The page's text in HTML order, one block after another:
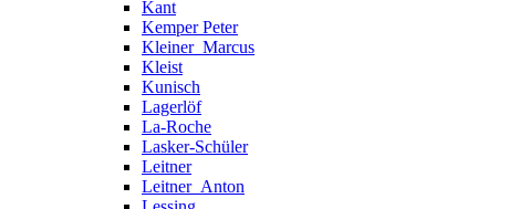
Kant
Kemper Peter
Kleiner_Marcus
Kleist
Kunisch
Lagerlöf
La-Roche
Lasker-Schüler
Leitner
Leitner_Anton